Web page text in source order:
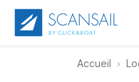
Accueil